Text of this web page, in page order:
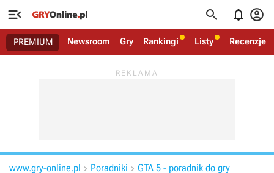
   
PREMIUM Newsroom Gry Rankingi Listy Recenzje
www.gry-online.pl  Poradniki  GTA 5 - poradnik do gry